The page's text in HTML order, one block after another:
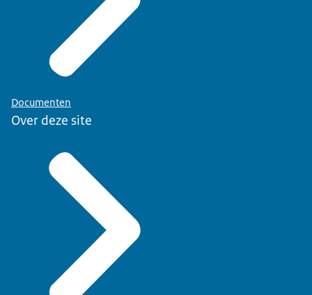
Documenten
Over deze site